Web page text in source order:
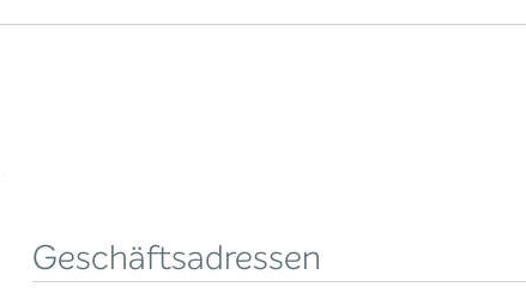
Geschäftsadressen